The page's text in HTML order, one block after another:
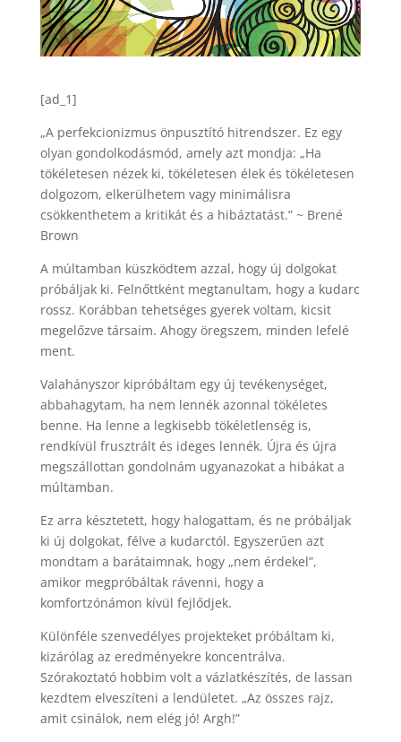
[ad_1]
„A perfekcionizmus önpusztító hitrendszer. Ez egy
olyan gondolkodásmód, amely azt mondja: „Ha
tökéletesen nézek ki, tökéletesen élek és tökéletesen
dolgozom, elkerülhetem vagy minimálisra
csökkenthetem a kritikát és a hibáztatást.” ~ Brené
Brown
A múltamban küszködtem azzal, hogy új dolgokat
próbáljak ki. Felnőttként megtanultam, hogy a kudarc
rossz. Korábban tehetséges gyerek voltam, kicsit
megelőzve társaim. Ahogy öregszem, minden lefelé
ment.
Valahányszor kipróbáltam egy új tevékenységet,
abbahagytam, ha nem lennék azonnal tökéletes
benne. Ha lenne a legkisebb tökéletlenség is,
rendkívül frusztrált és ideges lennék. Újra és újra
megszállottan gondolnám ugyanazokat a hibákat a
múltamban.
Ez arra késztetett, hogy halogattam, és ne próbáljak
ki új dolgokat, félve a kudarctól. Egyszerűen azt
mondtam a barátaimnak, hogy „nem érdekel”,
amikor megpróbáltak rávenni, hogy a
komfortzónámon kívül fejlődjek.
Különféle szenvedélyes projekteket próbáltam ki,
kizárólag az eredményekre koncentrálva.
Szórakoztató hobbim volt a vázlatkészítés, de lassan
kezdtem elveszíteni a lendületet. „Az összes rajz,
amit csinálok, nem elég jó! Argh!”